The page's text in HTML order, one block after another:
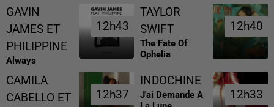
GAVIN
JAMES ET
PHILIPPINE
Always
12h43
12h43
TAYLOR
SWIFT
The Fate Of
Ophelia
12h40
12h40
CAMILA
CABELLO ET
12h37
12h37
INDOCHINE
J'ai Demande A
12h33
12h33